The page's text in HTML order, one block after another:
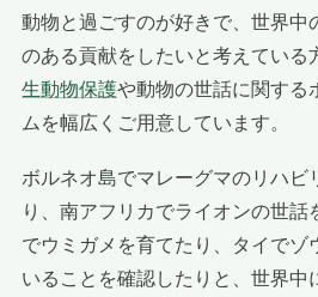
動物と過ごすのが好きで、世界中
のある貢献をしたいと考えている
生動物保護や動物の世話に関する
ムを幅広くご用意しています。
ボルネオ島でマレーグマのリハビ
り、南アフリカでライオンの世話
でウミガメを育てたり、タイでゾ
いることを確認したりと、世界中